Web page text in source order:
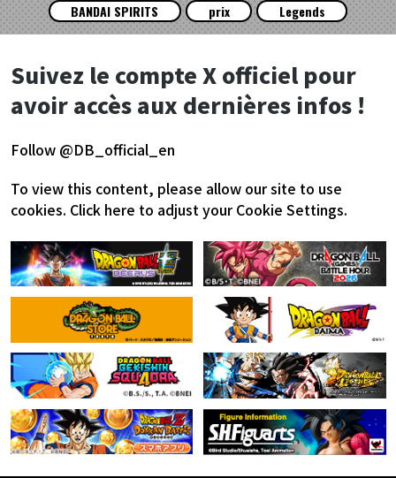
BANDAI SPIRITS
prix Legends
Suivez le compte X officiel pour
avoir accès aux dernières infos !
Follow @DB_official_en
To view this content, please allow our site to use
cookies. Click here to adjust your Cookie Settings.